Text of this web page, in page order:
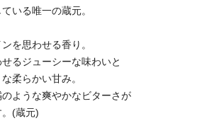
いる唯一の蔵元。
を思わせる香り。
るジューシーな味わいと
柔らかい甘み。
ような爽やかなビターさが
(蔵元)